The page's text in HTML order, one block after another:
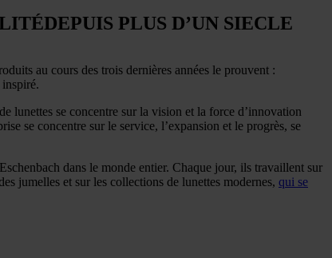
DEPUIS PLUS D’UN SIECLE
au cours des trois dernières années le prouvent :
lunettes se concentre sur la vision et la force d’innovation
se concentre sur le service, l’expansion et le progrès, se
dans le monde entier. Chaque jour, ils travaillent sur
jumelles et sur les collections de lunettes modernes, qui se